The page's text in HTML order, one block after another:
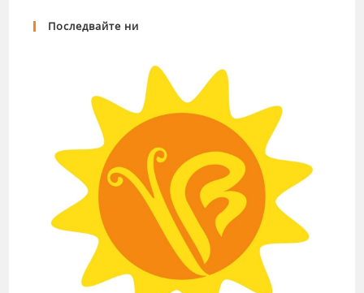
Последвайте ни